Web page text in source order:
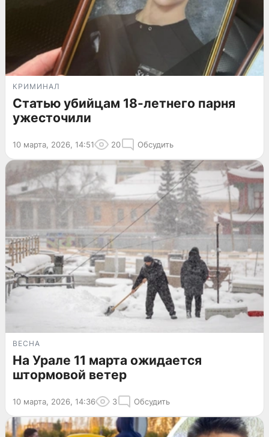
КРИМИНАЛ
Статью убийцам 18-летнего парня
ужесточили
10 марта, 2026, 14:51 20 Обсудить
ВЕСНА
На Урале 11 марта ожидается
штормовой ветер
10 марта, 2026, 14:36 3 Обсудить